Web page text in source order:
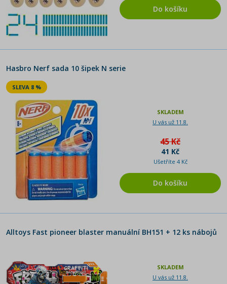
Do košíku
Hasbro Nerf sada 10 šipek N serie
SLEVA 8 %
SKLADEM
U vás už 11.8.
45 Kč
41 Kč
Ušetříte 4 Kč
Do košíku
Alltoys Fast pioneer blaster manuální BH151 + 12 ks nábojů
SKLADEM
U vás už 11.8.